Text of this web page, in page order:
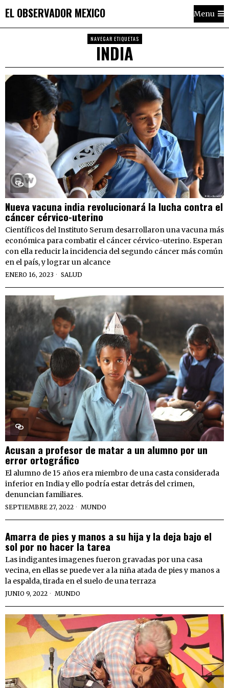
EL OBSERVADOR MEXICO Menu
NAVEGAR ETIQUETAS
INDIA
Nueva vacuna india revolucionará la lucha contra el
cáncer cérvico-uterino
Científicos del Instituto Serum desarrollaron una vacuna más
económica para combatir el cáncer cérvico-uterino. Esperan
con ella reducir la incidencia del segundo cáncer más común
en el país, y lograr un alcance
ENERO 16, 2023 SALUD
Acusan a profesor de matar a un alumno por un
error ortográfico
El alumno de 15 años era miembro de una casta considerada
inferior en India y ello podría estar detrás del crimen,
denuncian familiares.
SEPTIEMBRE 27, 2022 MUNDO
Amarra de pies y manos a su hija y la deja bajo el
sol por no hacer la tarea
Las indigantes imagenes fueron gravadas por una casa
vecina, en ellas se puede ver a la niña atada de pies y manos a
la espalda, tirada en el suelo de una terraza
JUNIO 9, 2022 MUNDO